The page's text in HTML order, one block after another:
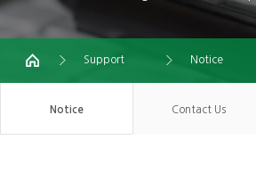
Support Notice
Notice Contact Us